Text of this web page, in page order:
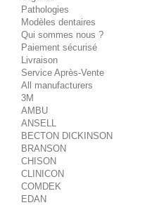
Pathologies
Modèles dentaires
Qui sommes nous ?
Paiement sécurisé
Livraison
Service Après-Vente
All manufacturers
3M
AMBU
ANSELL
BECTON DICKINSON
BRANSON
CHISON
CLINICON
COMDEK
EDAN